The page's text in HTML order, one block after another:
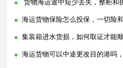
货物海运途中短少丢失，整柜和拼箱理赔流程
海运货物保险怎么投保，一切险和平安险分别适
集装箱进水货损，如何取证才能顺利向船公司
海运货物可以中途更改目的港吗，改港产生哪